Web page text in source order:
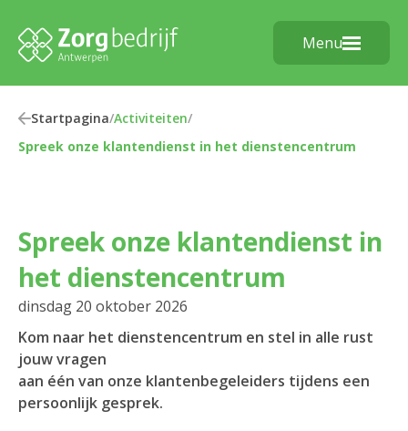
Menu
Startpagina/Activiteiten/
Spreek onze klantendienst in het dienstencentrum
Spreek onze klantendienst in
het dienstencentrum
dinsdag 20 oktober 2026
Kom naar het dienstencentrum en stel in alle rust
jouw vragen
aan één van onze klantenbegeleiders tijdens een
persoonlijk gesprek.